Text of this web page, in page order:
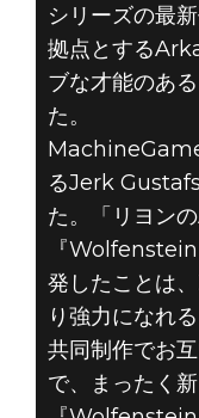
シリーズの最
拠点とする
ブな才能のあ
た。
るJerk
た。「リヨン
『
発したことは
り強力になれ
共同制作でお
で、まったく